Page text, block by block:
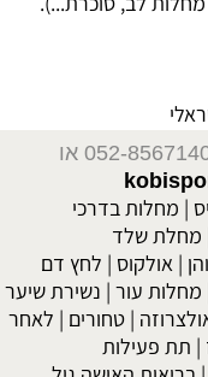
או
| מחלות בדרכי
מחלת שלד
| אולקוס | לחץ דם
מחלות עור | נשירת שיער
|טחורים | לאחר
| תת פעילות